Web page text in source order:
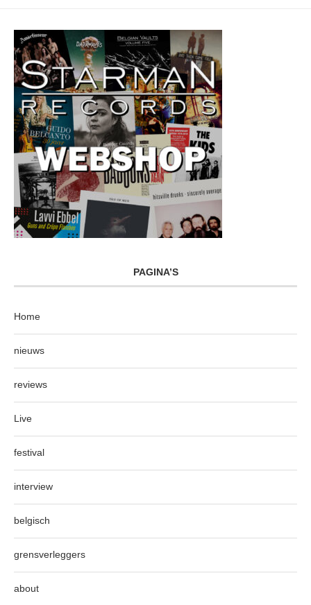
PAGINA’S
Home
nieuws
reviews
Live
festival
interview
belgisch
grensverleggers
about